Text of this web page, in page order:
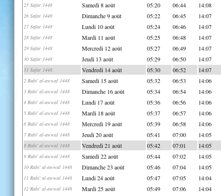
25 Safar 1448 Samedi 8 août 05:20 06:44 14:08
26 Safar 1448 Dimanche 9 août 05:22 06:45 14:07
27 Safar 1448 Lundi 10 août 05:24 06:46 14:07
28 Safar 1448 Mardi 11 août 05:25 06:48 14:07
29 Safar 1448 Mercredi 12 août 05:27 06:49 14:07
30 Safar 1448 Jeudi 13 août 05:29 06:50 14:07
31 Safar 1448 Vendredi 14 août 05:30 06:52 14:07
2 Rabi' al-awwal 1448 Samedi 15 août 05:32 06:53 14:06
3 Rabi' al-awwal 1448 Dimanche 16 août 05:34 06:54 14:06
4 Rabi' al-awwal 1448 Lundi 17 août 05:36 06:56 14:06
5 Rabi' al-awwal 1448 Mardi 18 août 05:37 06:57 14:06
6 Rabi' al-awwal 1448 Mercredi 19 août 05:39 06:58 14:06
7 Rabi' al-awwal 1448 Jeudi 20 août 05:41 07:00 14:05
8 Rabi' al-awwal 1448 Vendredi 21 août 05:42 07:01 14:05
9 Rabi' al-awwal 1448 Samedi 22 août 05:44 07:02 14:05
10 Rabi' al-awwal 1448 Dimanche 23 août 05:46 07:04 14:05
11 Rabi' al-awwal 1448 Lundi 24 août 05:47 07:05 14:04
12 Rabi' al-awwal 1448 Mardi 25 août 05:49 07:06 14:04